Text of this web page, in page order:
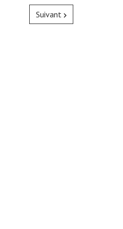
Suivant